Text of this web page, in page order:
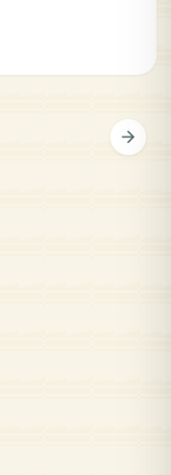
arrow_forward